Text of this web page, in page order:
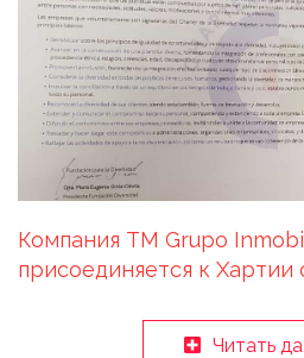
Компания TM Grupo
присоединяется к Хартии
Читать